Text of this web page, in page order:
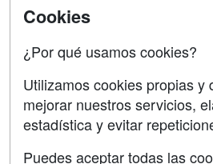
Contactar
Copyleft
Cookies
¿Por qué usamos cookies?
Utilizamos cookies propias y
mejorar nuestros servicios,
estadística y evitar
Puedes aceptar todas las